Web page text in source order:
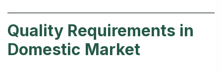
Quality Requirements in
Domestic Market